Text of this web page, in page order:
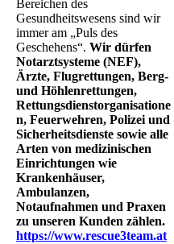
Bereichen des
Gesundheitswesens sind wir
immer am „Puls des
Geschehens“. Wir dürfen
Notarztsysteme (NEF),
Ärzte, Flugrettungen, Berg-
und Höhlenrettungen,
Rettungsdienstorganisatione
n, Feuerwehren, Polizei und
Sicherheitsdienste sowie alle
Arten von medizinischen
Einrichtungen wie
Krankenhäuser,
Ambulanzen,
Notaufnahmen und Praxen
zu unseren Kunden zählen.
https://www.rescue3team.at